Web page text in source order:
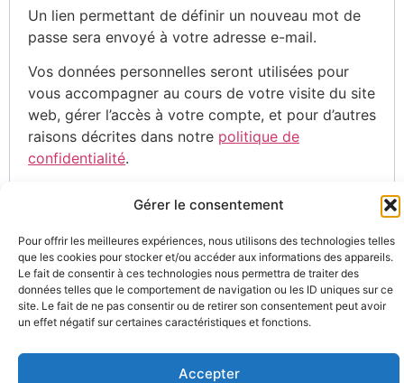
Gérer le consentement
Pour offrir les meilleures expériences, nous utilisons des technologies telles
que les cookies pour stocker et/ou accéder aux informations des appareils.
Le fait de consentir à ces technologies nous permettra de traiter des
données telles que le comportement de navigation ou les ID uniques sur ce
site. Le fait de ne pas consentir ou de retirer son consentement peut avoir
un effet négatif sur certaines caractéristiques et fonctions.
Accepter
Un lien permettant de définir un nouveau mot de
passe sera envoyé à votre adresse e-mail.
Vos données personnelles seront utilisées pour
vous accompagner au cours de votre visite du site
web, gérer l’accès à votre compte, et pour d’autres
raisons décrites dans notre politique de
confidentialité.
NOS
INFORMATIONS
NOS
CONDITIONS
SUIVEZ-NOUS